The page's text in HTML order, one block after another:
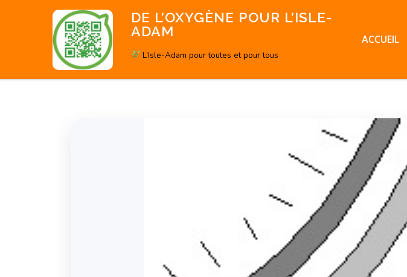
DE L’OXYGÈNE POUR L’ISLE-
ADAM
L’Isle-Adam pour toutes et pour tous
ACCUEIL